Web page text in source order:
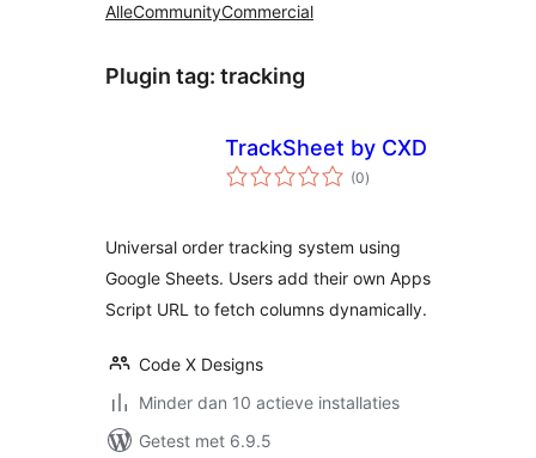
AlleCommunityCommercial
Plugin tag: tracking
TrackSheet by CXD
(0totaal
waarderingen
)
Universal order tracking system using
Google Sheets. Users add their own Apps
Script URL to fetch columns dynamically.
Code X Designs
Minder dan 10 actieve installaties
Getest met 6.9.5